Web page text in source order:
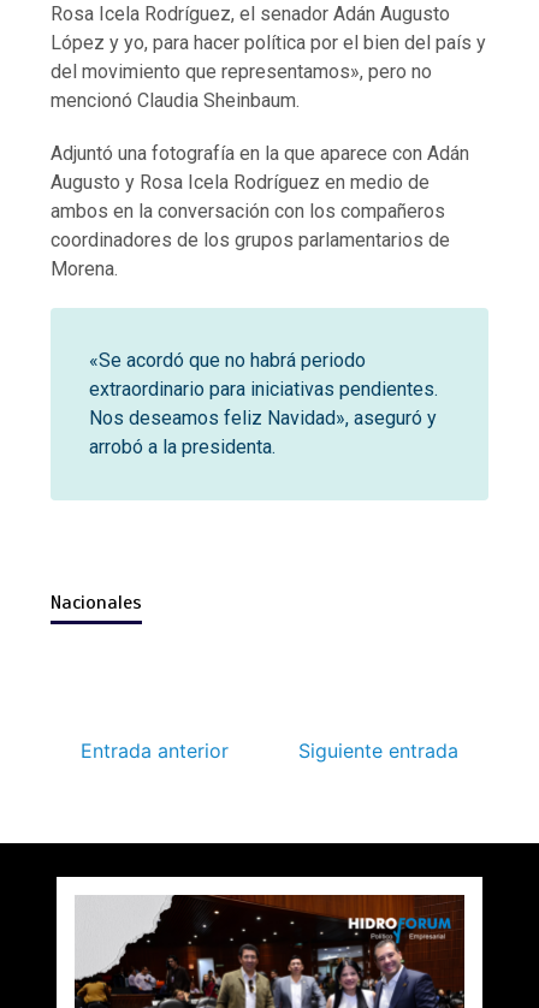
Rosa Icela Rodríguez, el senador Adán Augusto
López y yo, para hacer política por el bien del país y
del movimiento que representamos», pero no
mencionó Claudia Sheinbaum.
Adjuntó una fotografía en la que aparece con Adán
Augusto y Rosa Icela Rodríguez en medio de
ambos en la conversación con los compañeros
coordinadores de los grupos parlamentarios de
Morena.
«Se acordó que no habrá periodo
extraordinario para iniciativas pendientes.
Nos deseamos feliz Navidad», aseguró y
arrobó a la presidenta.
Nacionales
Entrada anterior Siguiente entrada